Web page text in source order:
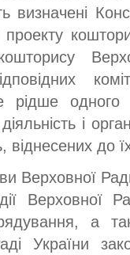
проекту
рідше
і
віднесених до
Верховної
Верховної
а
України